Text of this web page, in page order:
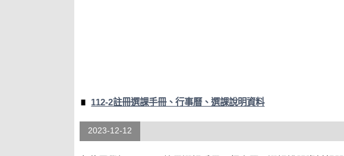
112-2註冊選課手冊、行事曆、選課說明資料
2023-12-12